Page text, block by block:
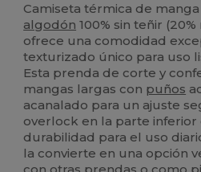
Camiseta térmica de
algodón 100% sin teñir
ofrece una comodidad
texturizado único para uso
Esta prenda de corte y
mangas largas con puños
acanalado para un ajuste
overlock en la parte inferior
durabilidad para el uso
la convierte en una opción